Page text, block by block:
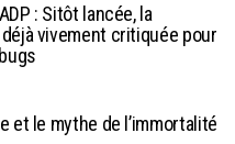
: Sitôt lancée, la
vivement critiquée pour
et le mythe de l’immortalité